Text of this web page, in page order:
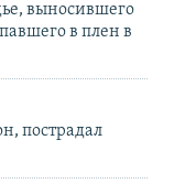
выносившего
в плен в
пострадал